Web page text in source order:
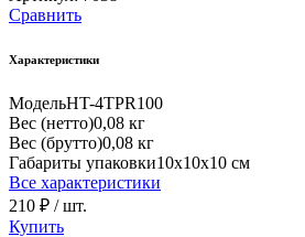
Сравнить
Характеристики
МодельHT-4TPR100
Вес (нетто)0,08 кг
Вес (брутто)0,08 кг
Габариты упаковки10х10х10 см
Все характеристики
210 ₽ / шт.
Купить